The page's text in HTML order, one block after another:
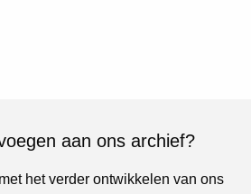
aan ons archief?
het verder ontwikkelen van ons